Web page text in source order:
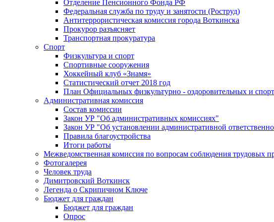
Отделение Пенсионного Фонда РФ
Федеральная служба по труду и занятости (Роструд)
Антитеррористическая комиссия города Воткинска
Прокурор разъясняет
Транспортная прокуратура
Спорт
Физкультура и спорт
Спортивные сооружения
Хоккейный клуб «Знамя»
Статистический отчет 2018 год
План Официальных физкультурно - оздоровительных и
Административная комиссия
Состав комиссии
Закон УР "Об административных комиссиях"
Закон УР "Об установлении административной
Правила благоустройства
Итоги работы
Межведомственная комиссия по вопросам соблюдения трудовых
Фотогалерея
Человек труда
Димитровский Воткинск
Легенда о Скрипичном Ключе
Бюджет для граждан
Бюджет для граждан
Опрос